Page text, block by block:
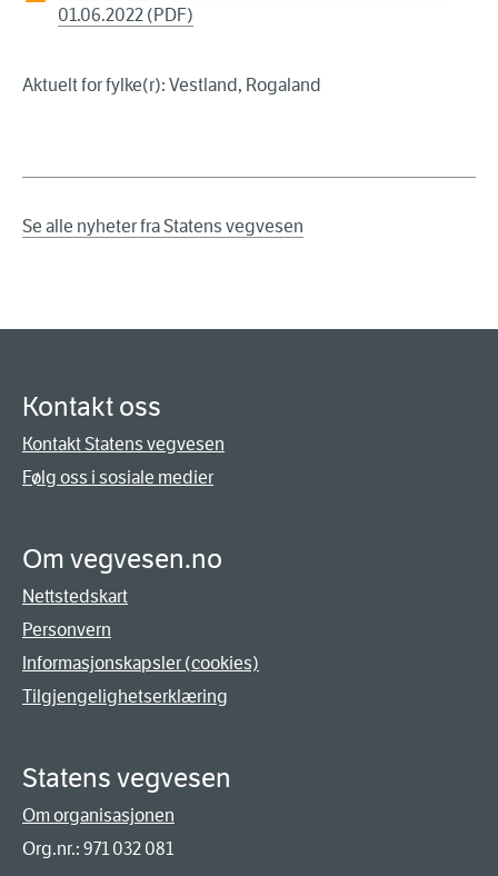
01.06.2022 (PDF)
Aktuelt for fylke(r): Vestland, Rogaland
Se alle nyheter fra Statens vegvesen
Kontakt oss
Kontakt Statens vegvesen
Følg oss i sosiale medier
Om vegvesen.no
Nettstedskart
Personvern
Informasjonskapsler (cookies)
Tilgjengelighetserklæring
Statens vegvesen
Om organisasjonen
Org.nr.: 971 032 081